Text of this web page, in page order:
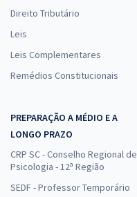
Direito Tributário
Leis
Leis Complementares
Remédios Constitucionais
PREPARAÇÃO A MÉDIO E A
LONGO PRAZO
CRP SC - Conselho Regional de
Psicologia - 12ª Região
SEDF - Professor Temporário